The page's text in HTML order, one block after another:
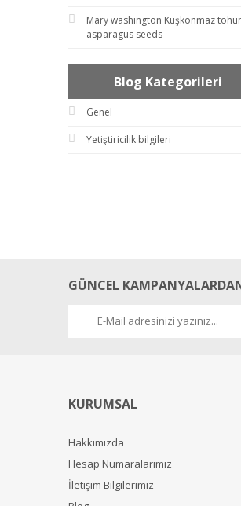
Mary washington Kuşkonmaz
asparagus seeds
Blog Kategorileri
Genel
Yetiştiricilik bilgileri
GÜNCEL
KURUMSAL
Hakkımızda
Hesap Numaralarımız
İletişim Bilgilerimiz